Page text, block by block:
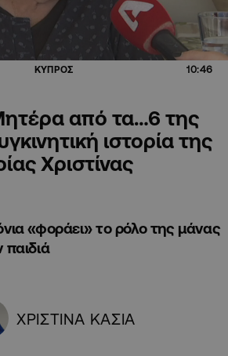
ΚΥΠΡΟΣ 10:46
από τα…6 της
ιστορία της
Χριστίνας
«φοράει» το ρόλο της μάνας
παιδιά
ΧΡΙΣΤΙΝΑ ΚΑΣΙΑ